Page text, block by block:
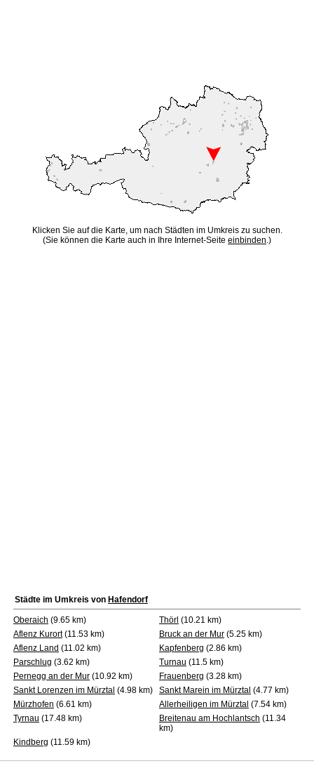
Klicken Sie auf die Karte, um nach Städten im Umkreis zu suchen.
(Sie können die Karte auch in Ihre Internet-Seite einbinden.)
Städte im Umkreis von Hafendorf
Oberaich (9.65 km) Thörl (10.21 km)
Aflenz Kurort(11.53 km) Bruck an der Mur (5.25 km)
Aflenz Land (11.02 km) Kapfenberg (2.86 km)
Parschlug (3.62 km) Turnau (11.5 km)
Pernegg an der Mur (10.92 km) Frauenberg (3.28 km)
Sankt Lorenzen im Mürztal (4.98 km) Sankt Marein im Mürztal (4.77 km)
Mürzhofen (6.61 km) Allerheiligen im Mürztal (7.54 km)
Tyrnau (17.48 km) Breitenau am Hochlantsch (11.34
km)
Kindberg (11.59 km)